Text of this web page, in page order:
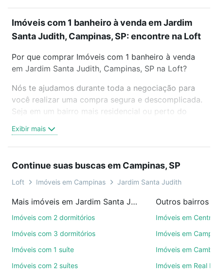
Imóveis com 1 banheiro à venda em Jardim
Santa Judith, Campinas, SP: encontre na Loft
Por que comprar Imóveis com 1 banheiro à venda
em Jardim Santa Judith, Campinas, SP na Loft?
Nós te ajudamos durante toda a negociação para
você realizar uma compra segura e descomplicada.
Seja em um bairro mais residencial ou perto do
oferta ideal de Imóveis com 1 banheiro à venda em
Jardim Santa Judith, Campinas, SP para conquistar
videochamada, é grátis, sem compromisso e você
ainda conta com mais de 46 mil corretores e
de imóveis.
ruas, bairros e até condomínios favoritos. Você
também pode usar os filtros como quantidade de
Exibir mais
Continue suas buscas em Campinas, SP
Loft Imóveis em Campinas Jardim Santa Judith
Mais imóveis em Jardim Santa Judith
Imóveis com 2 dormitórios
Imóveis com 3 dormitórios
Imóveis com 1 suíte
Imóveis com 2 suítes
Outros bairros
Imóveis em Centro
Imóveis em
Imóveis em Cambuí
Imóveis em Real